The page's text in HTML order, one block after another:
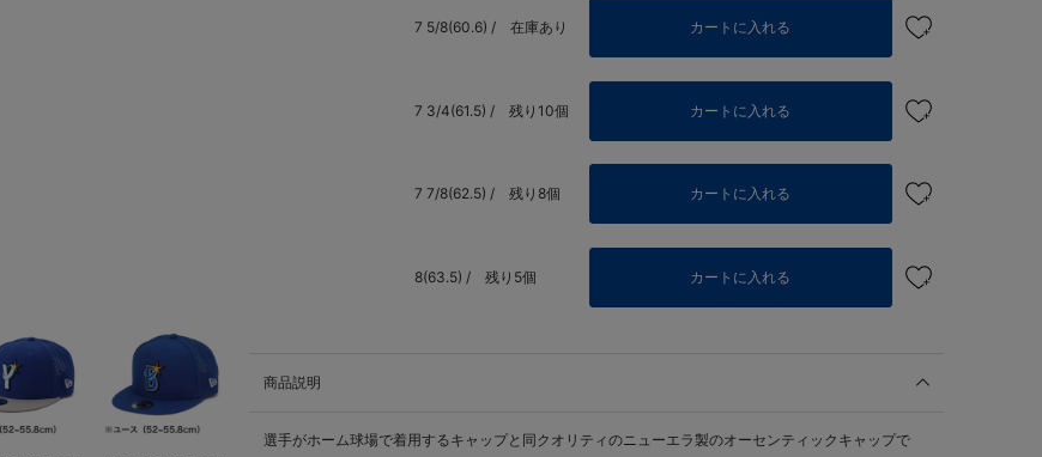
7 5/8(60.6) / 在庫あり カートに入れる
7 3/4(61.5) / 残り10個 カートに入れる
7 7/8(62.5) / 残り8個 カートに入れる
8(63.5) / 残り5個 カートに入れる
商品説明
選手がホーム球場で着用するキャップと同クオリティのニューエラ製のオーセンティックキャップで